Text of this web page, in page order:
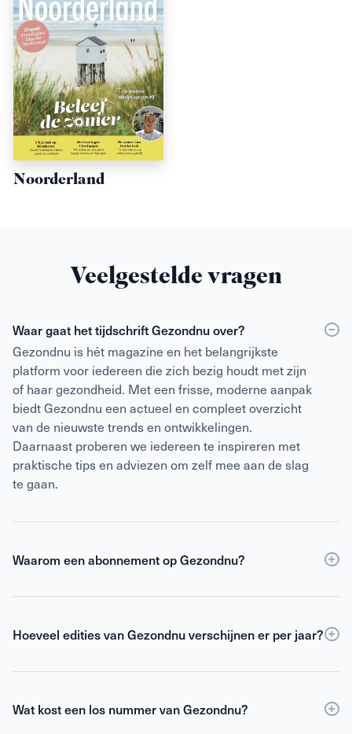
Noorderland
Veelgestelde vragen
Waar gaat het tijdschrift Gezondnu over?
Gezondnu is hét magazine en het belangrijkste
platform voor iedereen die zich bezig houdt met zijn
of haar gezondheid. Met een frisse, moderne aanpak
biedt Gezondnu een actueel en compleet overzicht
van de nieuwste trends en ontwikkelingen.
Daarnaast proberen we iedereen te inspireren met
praktische tips en adviezen om zelf mee aan de slag
te gaan.
Waarom een abonnement op Gezondnu?
Eenabonnementop Gezondnu is de slimste keuze
opzichte van losse verkoop én toegang tot de digitale
geïnformeerd en geïnspireerd om het beste uit jezelf
Hoeveel edities van Gezondnu verschijnen er per jaar?
Gezondnu verschijnt 6 keer per jaar.
Wat kost een los nummer van Gezondnu?